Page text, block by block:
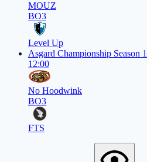
MOUZ
BO3
Level Up
Asgard Championship Season 1
12:00
No Hoodwink
BO3
FTS